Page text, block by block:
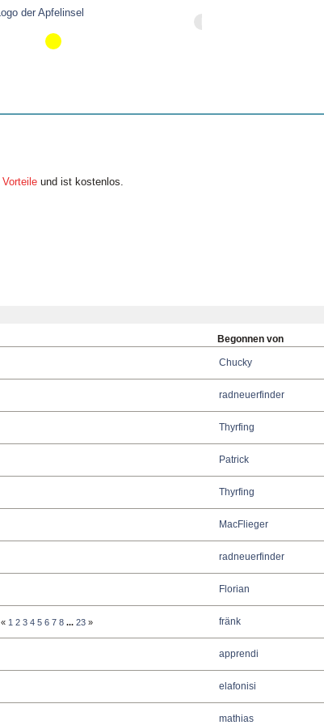
Vorteile und ist kostenlos.
Begonnen von
Chucky
radneuerfinder
Thyrfing
Patrick
Thyrfing
MacFlieger
radneuerfinder
Florian
« 1 2 3 4 5 6 7 8 ... 23 » fränk
apprendi
elafonisi
mathias